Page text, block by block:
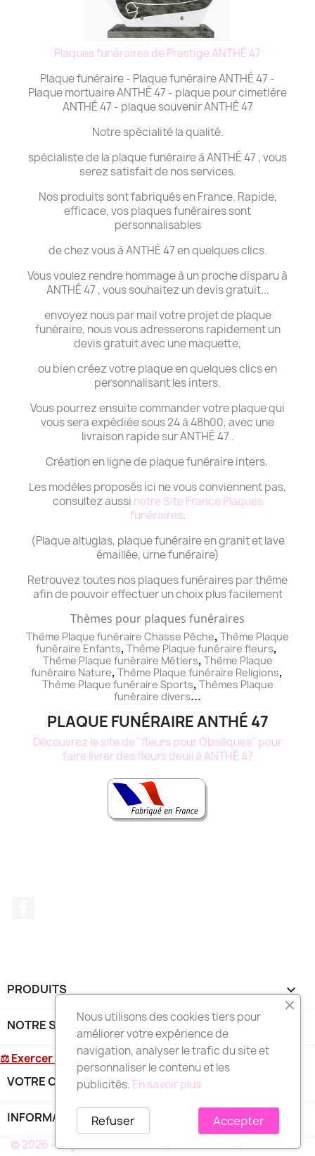
Plaques funéraires de Prestige ANTHÉ 47
Plaque funéraire - Plaque funéraire ANTHÉ 47 -
Plaque mortuaire ANTHÉ 47 - plaque pour cimetière
ANTHÉ 47 - plaque souvenir ANTHÉ 47
Notre spécialité la qualité.
spécialiste de la plaque funéraire à ANTHÉ 47 , vous
serez satisfait de nos services.
Nos produits sont fabriqués en France. Rapide,
efficace, vos plaques funéraires sont
personnalisables
de chez vous à ANTHÉ 47 en quelques clics.
Vous voulez rendre hommage à un proche disparu à
ANTHÉ 47 , vous souhaitez un devis gratuit...
envoyez nous par mail votre projet de plaque
funéraire, nous vous adresserons rapidement un
devis gratuit avec une maquette,
ou bien créez votre plaque en quelques clics en
personnalisant les inters.
Vous pourrez ensuite commander votre plaque qui
vous sera expédiée sous 24 à 48h00, avec une
livraison rapide sur ANTHÉ 47 .
Création en ligne de plaque funéraire inters.
Les modèles proposés ici ne vous conviennent pas,
consultez aussi notre Site France Plaques
funéraires.
(Plaque altuglas, plaque funéraire en granit et lave
émaillée, urne funéraire)
Retrouvez toutes nos plaques funéraires par thème
afin de pouvoir effectuer un choix plus facilement
Thèmes pour plaques funéraires
Thème Plaque funéraire Chasse Pêche, Thème Plaque
funéraire Enfants, Thème Plaque funéraire fleurs,
Thème Plaque funéraire Métiers, Thème Plaque
funéraire Nature, Thème Plaque funéraire Religions,
Thème Plaque funéraire Sports, Thèmes Plaque
funéraire divers...
PLAQUE FUNÉRAIRE ANTHÉ 47
Découvrez le site de "fleurs pour Obsèques" pour
faire livrer des fleurs deuil à ANTHÉ 47
PRODUITS 
NOTRE SOCIÉTÉ
⚖ Exercer mon droit de rétractation
VOTRE COMPTE
INFORMATIONS
© 2026 - Logiciel e-commerce par PrestaShop™
Nous utilisons des cookies tiers pour
améliorer votre expérience de
navigation, analyser le trafic du site et
personnaliser le contenu et les
publicités. En savoir plus
Accepter
Refuser